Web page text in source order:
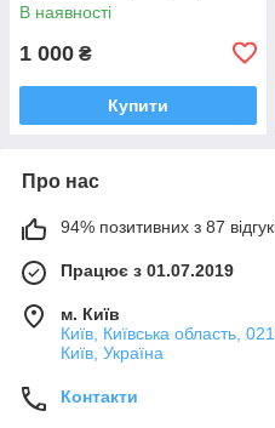
В наявності
1 000 ₴
Купити
Про нас
94% позитивних з 87
Працює з 01.07.2019
м. Київ
Київ, Київська область,
Київ, Україна
Контакти